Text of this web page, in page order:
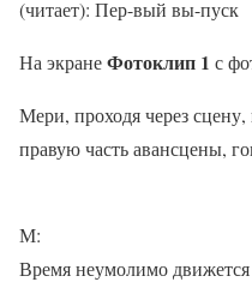
(читает): Пер-вый вы-пуск
На экранеФотоклип 1 с
Мери, проходя через
правую часть авансцены,
М:
Время неумолимо